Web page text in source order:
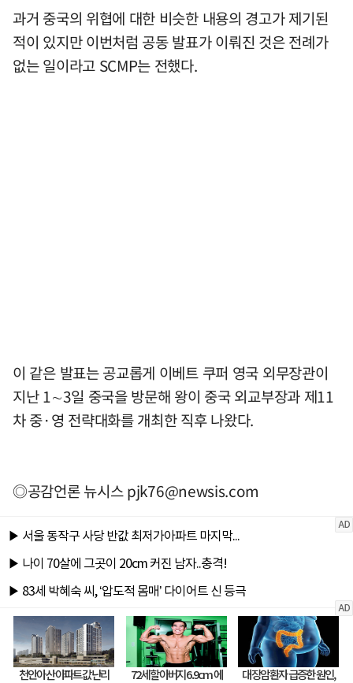
과거 중국의 위협에 대한 비슷한 내용의 경고가 제기된
적이 있지만 이번처럼 공동 발표가 이뤄진 것은 전례가
없는 일이라고 SCMP는 전했다.
이 같은 발표는 공교롭게 이베트 쿠퍼 영국 외무장관이
지난 1∼3일 중국을 방문해 왕이 중국 외교부장과 제11
차 중·영 전략대화를 개최한 직후 나왔다.
◎공감언론 뉴시스pjk76@newsis.com